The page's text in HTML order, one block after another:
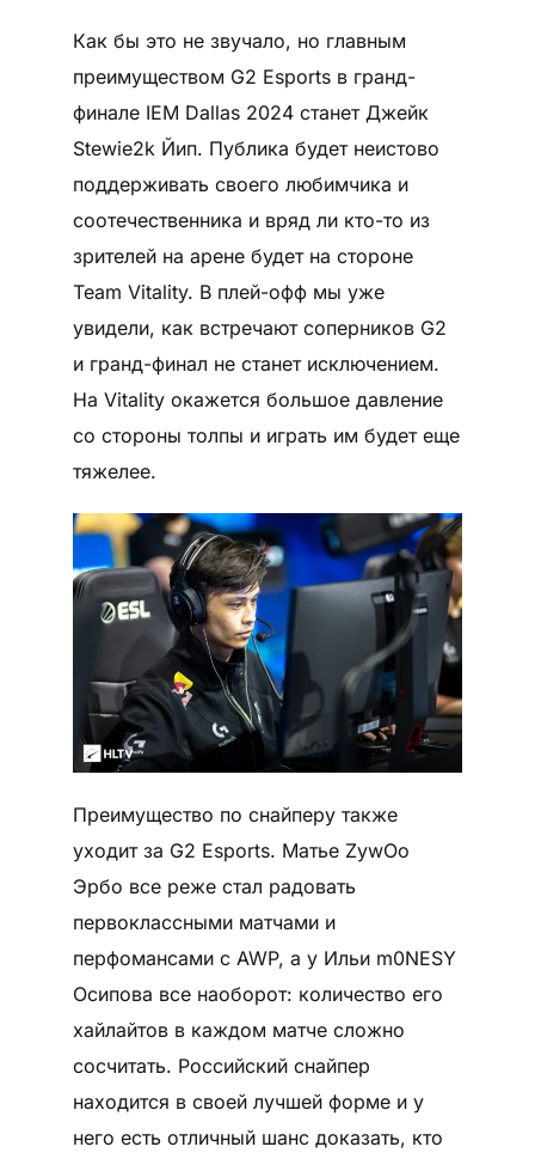
Как бы это не звучало, но главным
преимуществом G2 Esports в гранд-
финале IEM Dallas 2024 станет Джейк
Stewie2k Йип. Публика будет неистово
поддерживать своего любимчика и
соотечественника и вряд ли кто-то из
зрителей на арене будет на стороне
Team Vitality. В плей-офф мы уже
увидели, как встречают соперников G2
и гранд-финал не станет исключением.
На Vitality окажется большое давление
со стороны толпы и играть им будет еще
тяжелее.
Преимущество по снайперу также
уходит за G2 Esports. Матье ZywOo
Эрбо все реже стал радовать
первоклассными матчами и
перфомансами с AWP, а у Ильи m0NESY
Осипова все наоборот: количество его
хайлайтов в каждом матче сложно
сосчитать. Российский снайпер
находится в своей лучшей форме и у
него есть отличный шанс доказать, кто